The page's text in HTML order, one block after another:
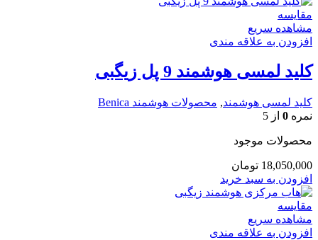
مقایسه
مشاهده سریع
افزودن به علاقه مندی
کلید لمسی هوشمند 9 پل زیگبی
کلید لمسی هوشمند, محصولات هوشمند Benica
نمره 0 از 5
محصولات موجود
18,050,000 تومان
افزودن به سبد خرید
مقایسه
مشاهده سریع
افزودن به علاقه مندی